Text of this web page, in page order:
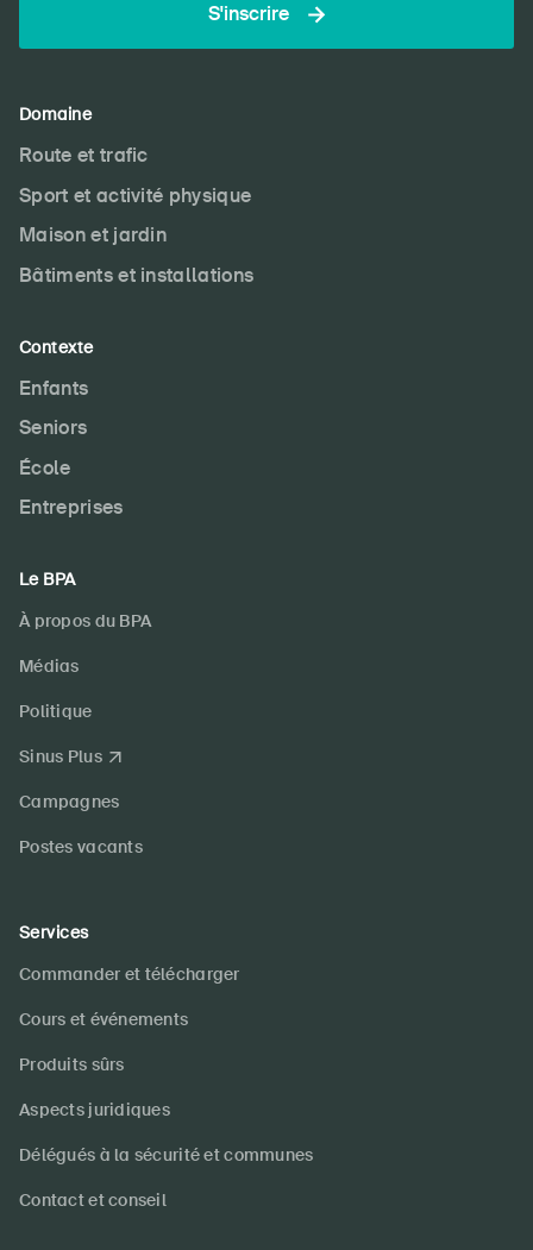
DE FR
Page d'accueil
S'inscrire
Domaine
Route et trafic
Sport et activité physique
Maison et jardin
Bâtiments et installations
Contexte
Enfants
Seniors
École
Entreprises
Le BPA
À propos du BPA
Médias
Politique
Sinus Plus
Campagnes
Postes vacants
Services
Commander et télécharger
Cours et événements
Produits sûrs
Aspects juridiques
Délégués à la sécurité et communes
Contact et conseil